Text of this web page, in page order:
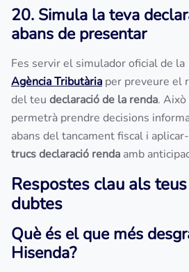
20. Simula la teva
abans de presentar
Fes servir el simulador oficial de la
Agència Tributària per preveure el
del teu declaració de la renda.
permetrà prendre decisions
abans del tancament fiscal i
trucs declaració renda amb
Respostes clau als teus
dubtes
Què és el que més
Hisenda?